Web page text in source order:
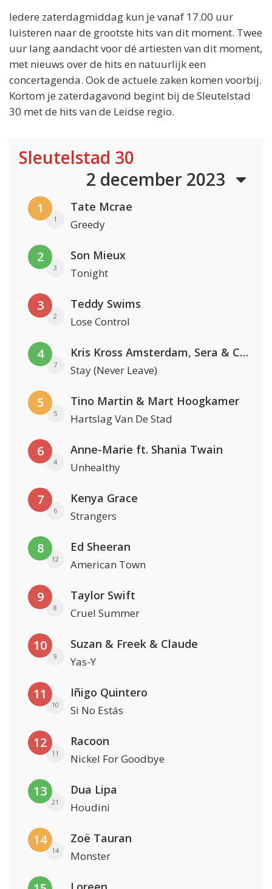
Iedere zaterdagmiddag kun je vanaf 17.00 uur
luisteren naar de grootste hits van dit moment. Twee
uur lang aandacht voor dé artiesten van dit moment,
met nieuws over de hits en natuurlijk een
concertagenda. Ook de actuele zaken komen voorbij.
Kortom je zaterdagavond begint bij de Sleutelstad
30 met de hits van de Leidse regio.
Sleutelstad 30
2 december 2023
1
1
Tate Mcrae
Greedy
2
3
Son Mieux
Tonight
3
2
Teddy Swims
Lose Control
4
7
Kris Kross Amsterdam, Sera & Conor Maynard
Stay (Never Leave)
5
5
Tino Martin & Mart Hoogkamer
Hartslag Van De Stad
6
4
Anne-Marie ft. Shania Twain
Unhealthy
7
6
Kenya Grace
Strangers
8
12
Ed Sheeran
American Town
9
8
Taylor Swift
Cruel Summer
10
9
Suzan & Freek & Claude
Yas-Y
11
10
Iñigo Quintero
Si No Estás
12
11
Racoon
Nickel For Goodbye
13
21
Dua Lipa
Houdini
14
14
Zoë Tauran
Monster